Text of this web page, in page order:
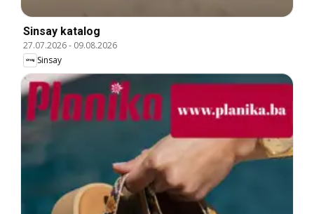
Sinsay katalog
27.07.2026- 09.08.2026
Sinsay